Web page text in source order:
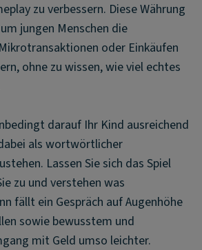
zu verbessern. Diese Währung
jungen Menschen die
oder Einkäufen
ohne zu wissen, wie viel echtes
darauf Ihr Kind ausreichend
als wortwörtlicher
Lassen Sie sich das Spiel
zu und verstehen was
fällt ein Gespräch auf Augenhöhe
sowie bewusstem und
mit Geld umso leichter.